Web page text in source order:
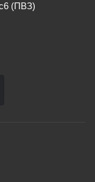
(ПВЗ)